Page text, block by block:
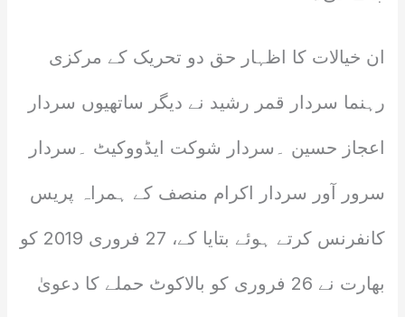
ان خیالات کا اظہار حق دو تحریک کے مرکزی
رہنما سردار قمر رشید نے دیگر ساتھیوں سردار
اعجاز حسین ۔سردار شوکت ایڈووکیٹ ۔سردار
سرور آور سردار اکرام منصف کے ہمراہ پریس
کانفرنس کرتے ہوئے بتایا کے، 27 فروری 2019 کو
بھارت نے 26 فروری کو بالاکوٹ حملے کا دعویٰ